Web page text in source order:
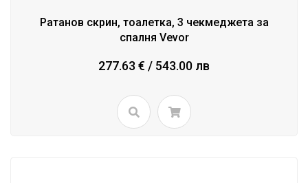
Ратанов скрин, тоалетка, 3 чекмеджета за
спалня Vevor
277.63 € / 543.00 лв